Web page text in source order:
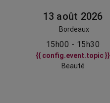
13 août 2026
Bordeaux
15h00 - 15h30
{{ config.event.topic }}
Beauté